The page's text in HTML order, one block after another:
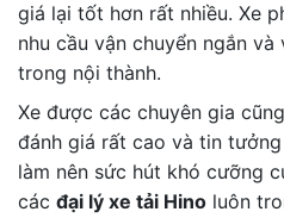
giá lại tốt hơn rất nhiều. Xe
nhu cầu vận chuyển ngắn
trong nội thành.
Xe được các chuyên gia
đánh giá rất cao và tin
làm nên sức hút khó cưỡng
các đại lý xe tải Hino luôn